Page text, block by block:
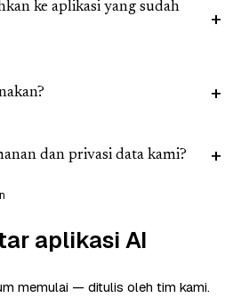
ke aplikasi yang sudah
dan privasi data kami?
aplikasi AI
memulai — ditulis oleh tim kami.